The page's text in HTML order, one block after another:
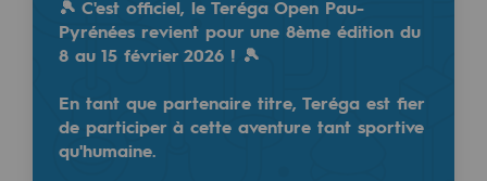
Safety and cybersecurity
Industrial safety
🌊✨ Retour sur la Journée
Rencontres passionnantes autour des applications
Merci à tous pour les participants !
🎾 C'est officiel, le Teréga Open Pau-
Pyrénées revient pour une 8ème édition du
8 au 15 février 2026 ! 🎾
En tant que partenaire titre, Teréga est fier
de participer à cette aventure tant sportive
qu'humaine.